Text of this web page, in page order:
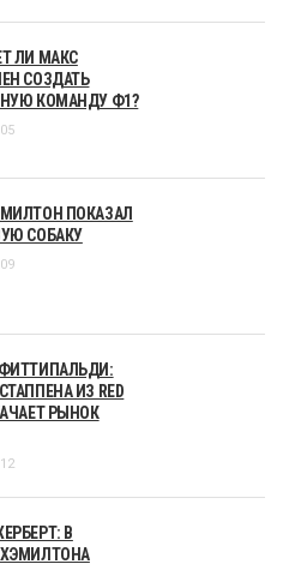
ЛИ МАКС
СОЗДАТЬ
КОМАНДУ Ф1?
ПОКАЗАЛ
СОБАКУ
ИЗ RED
РЫНОК
В